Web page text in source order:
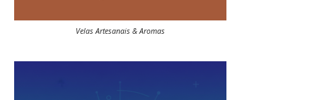
Velas Artesanais & Aromas